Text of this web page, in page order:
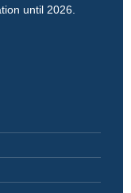
until 2026.